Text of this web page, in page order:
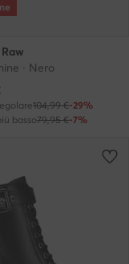
· Nero
104,99 €-29%
basso79,95 €-7%